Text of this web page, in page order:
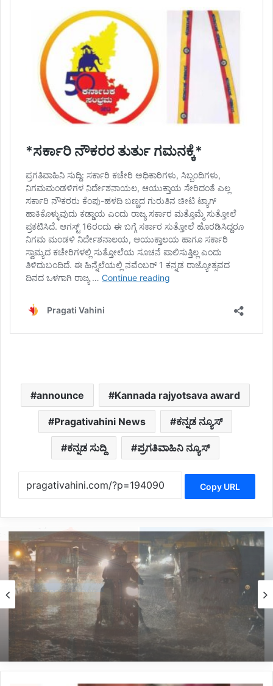
announce Kannada rajyotsava award
Pragativahini News ಕನ್ನಡ ನ್ಯೂಸ್
ಕನ್ನಡ ಸುದ್ದಿ ಪ್ರಗತಿವಾಹಿನಿ ನ್ಯೂಸ್
Copy URL
Belagavi News
2 hours ago
*ಇಂದು ರಾಜ್ಯದ ಈ ಭಾಗದಲ್ಲಿ ಭಾರಿ ಮಳೆ*